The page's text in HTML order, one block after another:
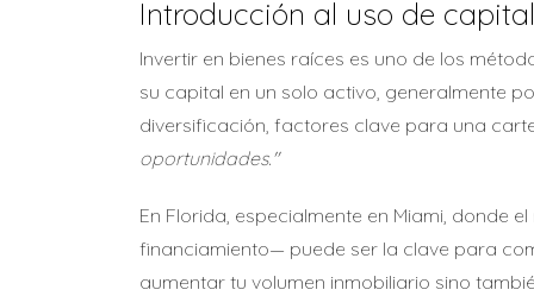
Introducción al uso de
Invertir en bienes raíces es uno de los
su capital en un solo activo, generalmente
diversificación, factores clave para una
oportunidades."
En Florida, especialmente en Miami, donde
financiamiento— puede ser la clave para
aumentar tu volumen inmobiliario sino